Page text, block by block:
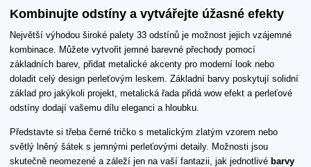
Kombinujte odstíny a vytvářejte úžasné efekty
Největší výhodou široké palety 33 odstínů je možnost jejich vzájemné
kombinace. Můžete vytvořit jemné barevné přechody pomocí
základních barev, přidat metalické akcenty pro moderní look nebo
doladit celý design perleťovým leskem. Základní barvy poskytují solidní
základ pro jakýkoli projekt, metalická řada přidá wow efekt a perleťové
odstíny dodají vašemu dílu eleganci a hloubku.
Představte si třeba černé tričko s metalickým zlatým vzorem nebo
světlý lněný šátek s jemnými perleťovými detaily. Možnosti jsou
skutečně neomezené a záleží jen na vaší fantazii, jak jednotlivé barvy